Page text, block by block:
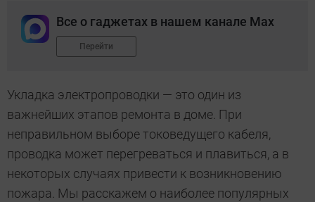
Все о гаджетах в нашем канале Max
Перейти
Укладка электропроводки — это один из
важнейших этапов ремонта в доме. При
неправильном выборе токоведущего кабеля,
проводка может перегреваться и плавиться, а в
некоторых случаях привести к возникновению
пожара. Мы расскажем о наиболее популярных